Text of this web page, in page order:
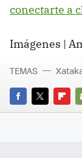
conectarte a
Imágenes |
FACEBOOK
TWITTER
TEMAS